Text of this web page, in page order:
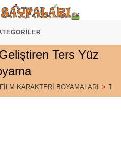
Ters Yüz
KARAKTERİ BOYAMALARI >